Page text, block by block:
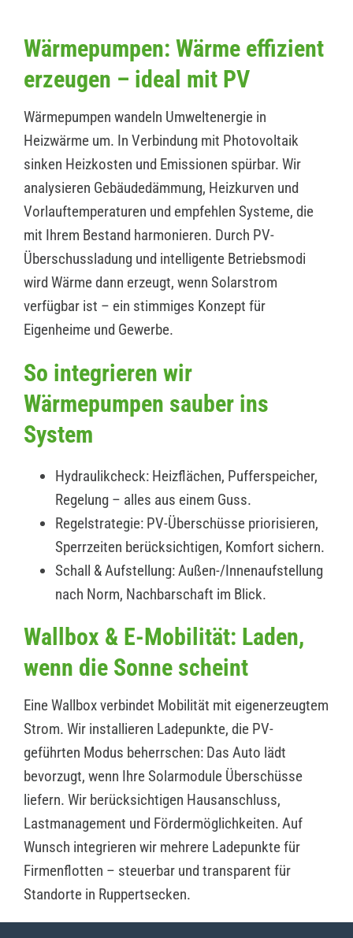
Wärmepumpen: Wärme effizient
erzeugen – ideal mit PV
Wärmepumpen wandeln Umweltenergie in
Heizwärme um. In Verbindung mit Photovoltaik
sinken Heizkosten und Emissionen spürbar. Wir
analysieren Gebäudedämmung, Heizkurven und
Vorlauftemperaturen und empfehlen Systeme, die
mit Ihrem Bestand harmonieren. Durch PV-
Überschussladung und intelligente Betriebsmodi
wird Wärme dann erzeugt, wenn Solarstrom
verfügbar ist – ein stimmiges Konzept für
Eigenheime und Gewerbe.
So integrieren wir
Wärmepumpen sauber ins
System
Hydraulikcheck: Heizflächen, Pufferspeicher,
Regelung – alles aus einem Guss.
Regelstrategie: PV-Überschüsse priorisieren,
Sperrzeiten berücksichtigen, Komfort sichern.
Schall & Aufstellung: Außen-/Innenaufstellung
nach Norm, Nachbarschaft im Blick.
Wallbox & E-Mobilität: Laden,
wenn die Sonne scheint
Eine Wallbox verbindet Mobilität mit eigenerzeugtem
Strom. Wir installieren Ladepunkte, die PV-
geführten Modus beherrschen: Das Auto lädt
bevorzugt, wenn Ihre Solarmodule Überschüsse
liefern. Wir berücksichtigen Hausanschluss,
Lastmanagement und Fördermöglichkeiten. Auf
Wunsch integrieren wir mehrere Ladepunkte für
Firmenflotten – steuerbar und transparent für
Standorte in Ruppertsecken.